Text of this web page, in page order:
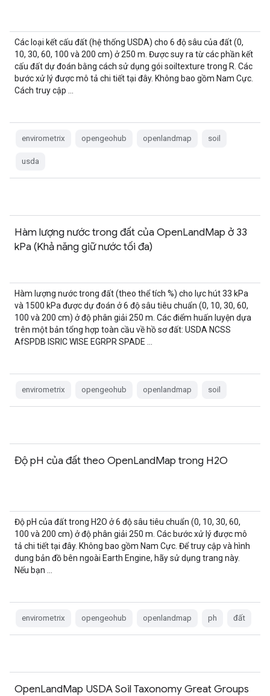
Các loại kết cấu đất (hệ thống USDA) cho 6 độ sâu của đất (0,
10, 30, 60, 100 và 200 cm) ở 250 m. Được suy ra từ các phần kết
cấu đất dự đoán bằng cách sử dụng gói soiltexture trong R. Các
bước xử lý được mô tả chi tiết tại đây. Không bao gồm Nam Cực.
Cách truy cập …
envirometrix opengeohub openlandmap soil
usda
Hàm lượng nước trong đất của OpenLandMap ở 33
kPa (Khả năng giữ nước tối đa)
Hàm lượng nước trong đất (theo thể tích %) cho lực hút 33 kPa
và 1500 kPa được dự đoán ở 6 độ sâu tiêu chuẩn (0, 10, 30, 60,
100 và 200 cm) ở độ phân giải 250 m. Các điểm huấn luyện dựa
trên một bản tổng hợp toàn cầu về hồ sơ đất: USDA NCSS
AfSPDB ISRIC WISE EGRPR SPADE …
envirometrix opengeohub openlandmap soil
Độ pH của đất theo OpenLandMap trong H2O
Độ pH của đất trong H2O ở 6 độ sâu tiêu chuẩn (0, 10, 30, 60,
100 và 200 cm) ở độ phân giải 250 m. Các bước xử lý được mô
tả chi tiết tại đây. Không bao gồm Nam Cực. Để truy cập và hình
dung bản đồ bên ngoài Earth Engine, hãy sử dụng trang này.
Nếu bạn …
envirometrix opengeohub openlandmap ph đất
OpenLandMap USDA Soil Taxonomy Great Groups